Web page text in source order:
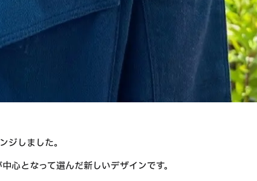
ジしました。
心となって選んだ新しいデザインです。